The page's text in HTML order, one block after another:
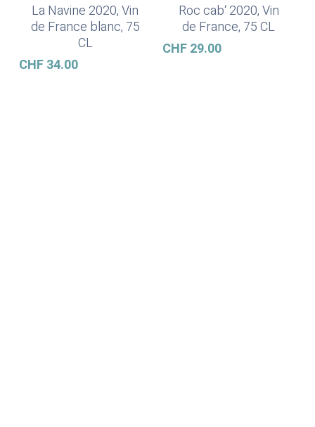
Weiterlesen
La Navine 2020, Vin
de France blanc, 75
CL
CHF34.00
In Den Warenkorb
Roc cab‘ 2020, Vin
de France, 75 CL
CHF29.00